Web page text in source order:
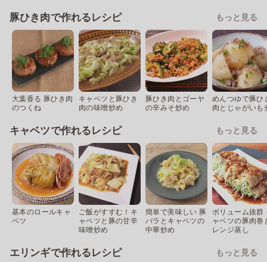
豚ひき肉で作れるレシピ もっと見る
大葉香る 豚ひき肉
のつくね
キャベツと豚ひき
肉の味噌炒め
豚ひき肉とゴーヤ
の辛みそ炒め
めんつゆで豚ひ
肉とじゃがいも
キャベツで作れるレシピ もっと見る
基本のロールキャ
ベツ
ご飯がすすむ！キ
ャベツと豚の甘辛
味噌炒め
簡単で美味しい 豚
バラとキャベツの
中華炒め
ボリューム抜群
ャベツの豚肉巻
レンジ蒸し
エリンギで作れるレシピ もっと見る